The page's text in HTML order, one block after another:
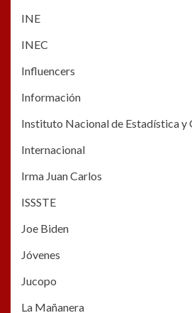
INE
INEC
Influencers
Información
Instituto Nacional de Estadística y
Internacional
Irma Juan Carlos
ISSSTE
Joe Biden
Jóvenes
Jucopo
La Mañanera